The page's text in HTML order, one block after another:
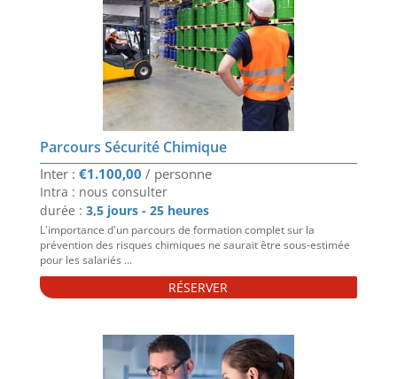
Parcours Sécurité Chimique
€1.100,00
Intra : nous consulter
durée : 3,5 jours - 25 heures
L'importance d'un parcours de formation complet sur la
prévention des risques chimiques ne saurait être sous-estimée
pour les salariés ...
RÉSERVER